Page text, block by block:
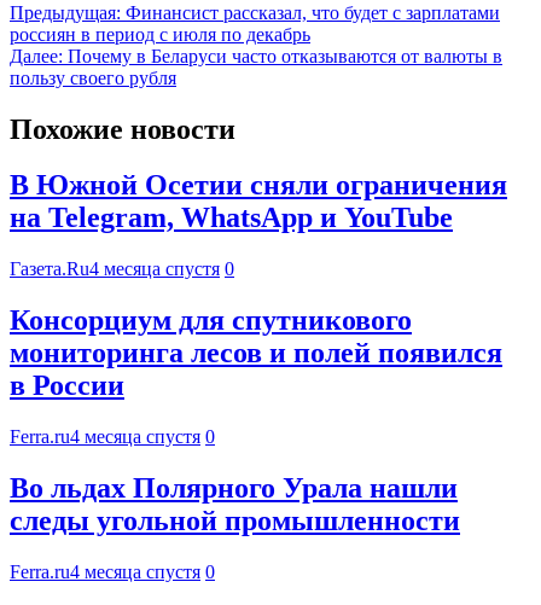
Предыдущая: Финансист рассказал, что будет с зарплатами
россиян в период с июля по декабрь
Далее: Почему в Беларуси часто отказываются от валюты в
пользу своего рубля
Похожие новости
В Южной Осетии сняли ограничения
на Telegram, WhatsApp и YouTube
Газета.Ru4 месяца спустя 0
Консорциум для спутникового
мониторинга лесов и полей появился
в России
Ferra.ru4 месяца спустя 0
Во льдах Полярного Урала нашли
следы угольной промышленности
Ferra.ru4 месяца спустя 0